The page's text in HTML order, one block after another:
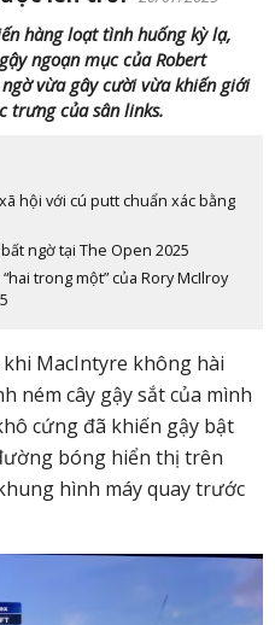
hàng loạt tình huống kỳ lạ,
ngoạn mục của Robert
vừa gây cười vừa khiến giới
trưng của sân links.
hội với cú putt chuẩn xác bằng
ngờ tại The Open 2025
trong một” của Rory McIlroy
MacIntyre không hài
ném cây gậy sắt của mình
cứng đã khiến gậy bật
bóng hiển thị trên
hình máy quay trước